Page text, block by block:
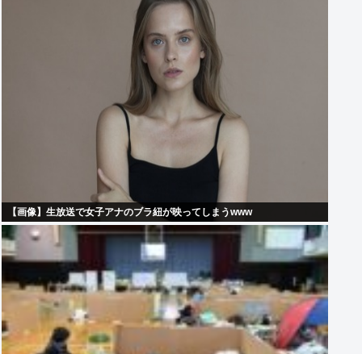
【画像】生放送で女子アナのブラ紐が映ってしまうwww